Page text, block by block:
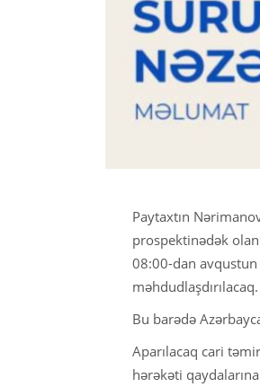
Paytaxtın
prospektinədək
08:00-dan
məhdudlaşdırılacaq.
Bu barədə
Aparılacaq cari
hərəkəti